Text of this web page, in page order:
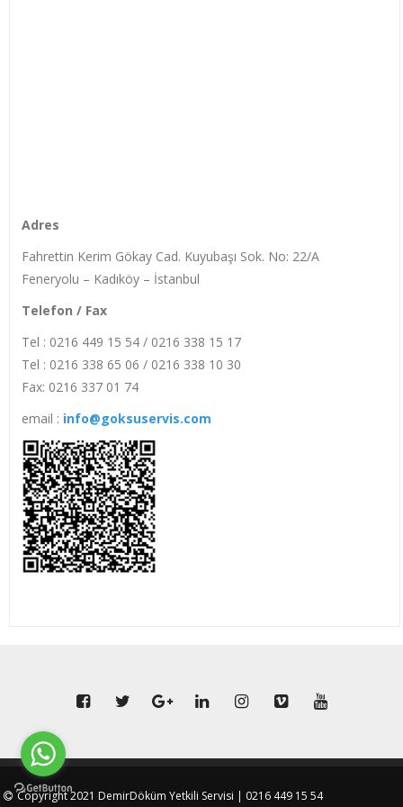
Adres
Fahrettin Kerim Gökay Cad. Kuyubaşı Sok. No: 22/A
Feneryolu – Kadıköy – İstanbul
Telefon / Fax
Tel : 0216 449 15 54 / 0216 338 15 17
Tel : 0216 338 65 06 / 0216 338 10 30
Fax: 0216 337 01 74
email : info@goksuservis.com
Copyright 2021 DemirDöküm Yetkili Servisi | 0216 449 15 54